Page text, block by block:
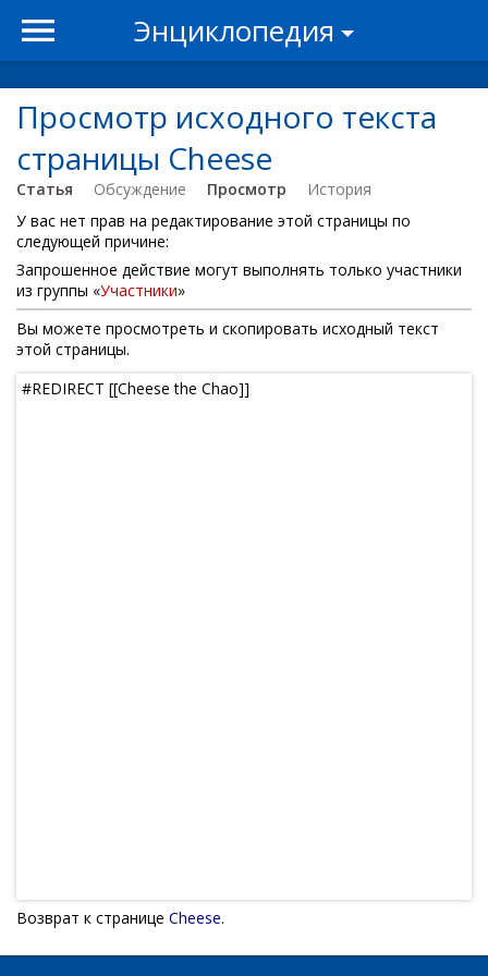
Энциклопедия
Просмотр исходного текста
страницы Cheese
Статья Обсуждение Просмотр
История
У вас нет прав на редактирование этой страницы по
следующей причине:
Запрошенное действие могут выполнять только участники
из группы «Участники»
Вы можете просмотреть и скопировать исходный текст
этой страницы.
Возврат к странице Cheese.